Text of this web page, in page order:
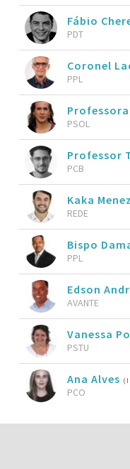
Fábio
PDT
Coronel
PPL
PSOL
Professor
PCB
Kaka
REDE
Bispo
PPL
Edson
AVANTE
Vanessa
PSTU
Ana Alves
PCO